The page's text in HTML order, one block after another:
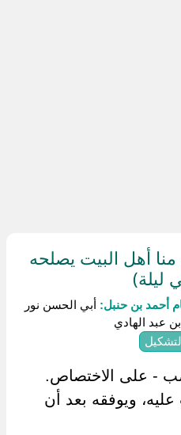
أهل البيت يصلحه
ليلة)
أحمد بن حنبل: أبي الحسن نور
عبد الهادي
- على الاختصاص.
ويوفقه بعد أن